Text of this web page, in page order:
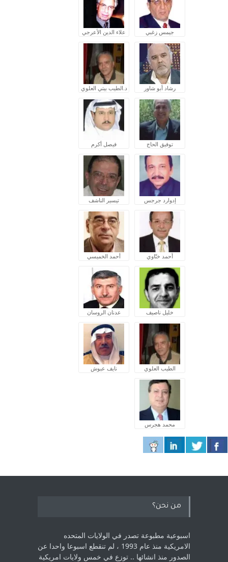
جيمس زغبي علاء الدين الأعرجي
رشاد أبو شاور د.الطيب بيتي العلوي
توفيق الحاج فيصل أكرم
إدوارد جرجس تيسير الناشف
أحمد ختّاوي أحمد الخميسي
خليل ناصيف عدنان الروسان
الطيب العلوي نايف عبوش
محمد هجرس
من نحن؟
اسبوعية مطبوعة تصدر في الولايات المتحده
الامريكية منذ عام 1993 ، لم ‏تنقطع اسبوعا واحدا عن
الصدور منذ انشائها .. توزع في خمس ولايات امريكية